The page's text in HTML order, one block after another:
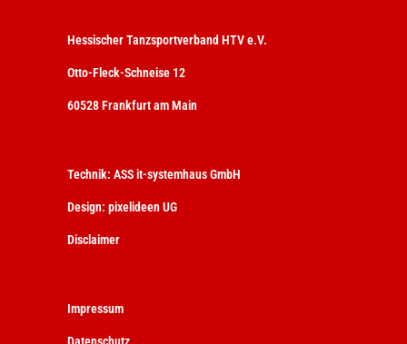
Hessischer Tanzsportverband HTV e.V.
Otto-Fleck-Schneise 12
60528 Frankfurt am Main
Technik: ASS it-systemhaus GmbH
Design: pixelideen UG
Disclaimer
Impressum
Datenschutz